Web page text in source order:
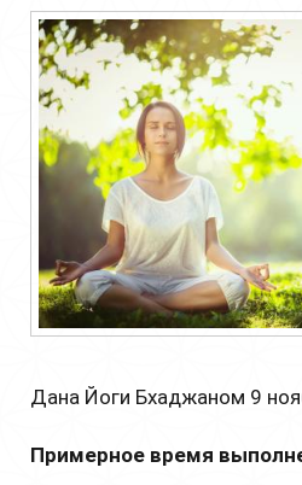
Дана Йоги Бхаджаном 9
Примерное время